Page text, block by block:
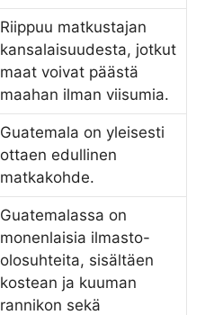
Riippuu matkustajan
kansalaisuudesta, jotkut
maat voivat päästä
maahan ilman viisumia.
Guatemala on yleisesti
ottaen edullinen
matkakohde.
Guatemalassa on
monenlaisia ilmasto-
olosuhteita, sisältäen
kostean ja kuuman
rannikon sekä